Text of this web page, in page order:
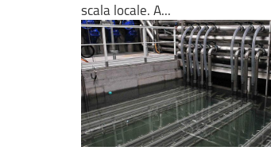
scala locale. A...